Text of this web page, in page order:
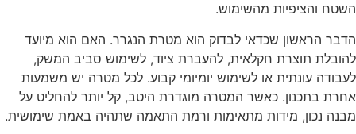
השטח והציפיות מהשימוש.
הדבר הראשון שכדאי לבדוק הוא מטרת הנגרר. האם הוא מיועד
להובלת תוצרת חקלאית, להעברת ציוד, לשימוש סביב המשק,
לעבודה עונתית או לשימוש יומיומי קבוע. לכל מטרה יש משמעות
אחרת בתכנון. כאשר המטרה מוגדרת היטב, קל יותר להחליט על
מבנה נכון, מידות מתאימות ורמת התאמה שתהיה באמת שימושית.